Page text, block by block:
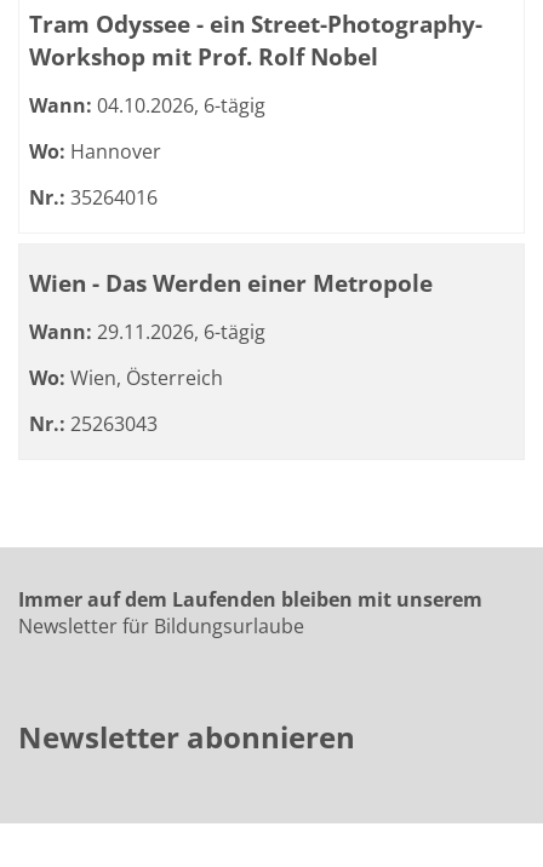
Tram Odyssee - ein Street-Photography-
Workshop mit Prof. Rolf Nobel
Wann: 04.10.2026, 6-tägig
Wo: Hannover
Nr.: 35264016
Wien - Das Werden einer Metropole
Wann: 29.11.2026, 6-tägig
Wo: Wien, Österreich
Nr.: 25263043
Immer auf dem Laufenden bleiben mit unserem
Newsletter für Bildungsurlaube
Newsletter abonnieren